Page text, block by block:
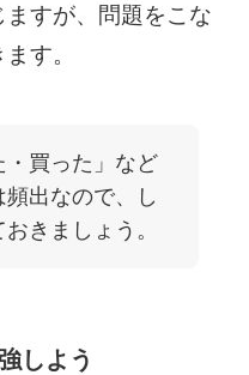
すが、問題をこな
す。
・買った」など
出なので、し
きましょう。
しよう